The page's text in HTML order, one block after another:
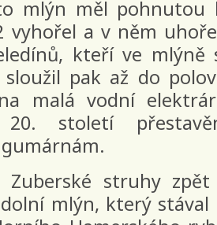
mlýn měl pohnutou
vyhořel a v něm
kteří ve mlýně
pak až do
malá vodní
20. století
Zuberské struhy
mlýn, který